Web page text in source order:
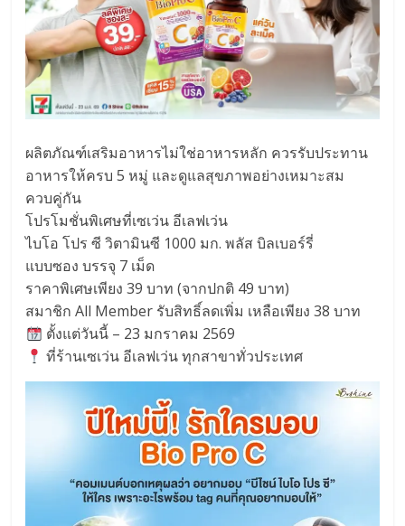
ผลิตภัณฑ์เสริมอาหารไม่ใช่อาหารหลัก ควรรับประทาน
อาหารให้ครบ 5 หมู่ และดูแลสุขภาพอย่างเหมาะสม
ควบคู่กัน
โปรโมชั่นพิเศษที่เซเว่น อีเลฟเว่น
ไบโอ โปร ซี วิตามินซี 1000 มก. พลัส บิลเบอร์รี่
แบบซอง บรรจุ 7 เม็ด
ราคาพิเศษเพียง 39 บาท (จากปกติ 49 บาท)
สมาชิก All Member รับสิทธิ์ลดเพิ่ม เหลือเพียง 38 บาท
ตั้งแต่วันนี้ – 23 มกราคม 2569
ที่ร้านเซเว่น อีเลฟเว่น ทุกสาขาทั่วประเทศ